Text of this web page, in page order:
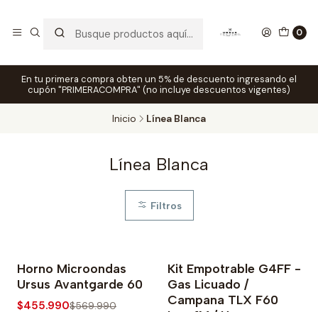
0
En tu primera compra obten un 5% de descuento ingresando el
cupón "PRIMERACOMPRA" (no incluye descuentos vigentes)
Inicio Línea Blanca
Línea Blanca
Filtros
-20% OFF
Horno Microondas
Ursus Avantgarde 60
$455.990$569.990
-25% OFF
Kit Empotrable G4FF -
Gas Licuado /
Campana TLX F60